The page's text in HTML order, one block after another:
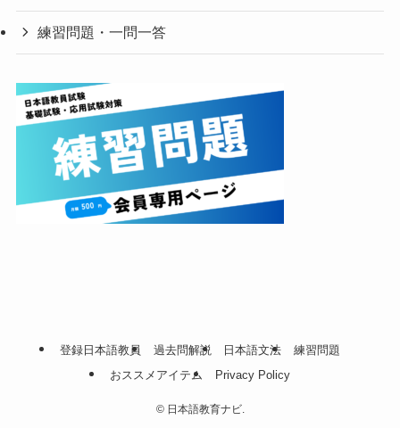
練習問題・一問一答
登録日本語教員 過去問解説 日本語文法
練習問題
おススメアイテム
Privacy Policy
©日本語教育ナビ.